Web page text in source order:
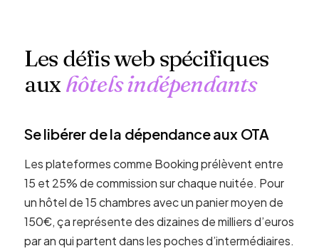
Les défis web spécifiques
aux hôtels indépendants
Se libérer de la dépendance aux OTA
Les plateformes comme Booking prélèvent entre
15 et 25% de commission sur chaque nuitée. Pour
un hôtel de 15 chambres avec un panier moyen de
150€, ça représente des dizaines de milliers d’euros
par an qui partent dans les poches d’intermédiaires.